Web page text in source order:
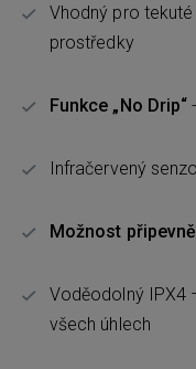
Vhodný pro
prostředky
Funkce „No Drip“
Infračervený
Možnost
Voděodolný IPX4
všech úhlech